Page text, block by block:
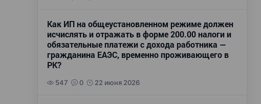
Как ИП на общеустановленном режиме должен
исчислять и отражать в форме 200.00 налоги и
обязательные платежи с дохода работника —
гражданина ЕАЭС, временно проживающего в
РК?
547 0 22 июня 2026